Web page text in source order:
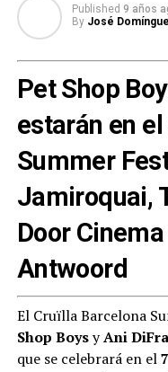
Published 9 años
By José
Pet Shop
estarán en
Summer
Jamiroquai,
Door
Antwoord
El Cruïlla Barcelona
Shop BoysyAni
que se celebrará en el